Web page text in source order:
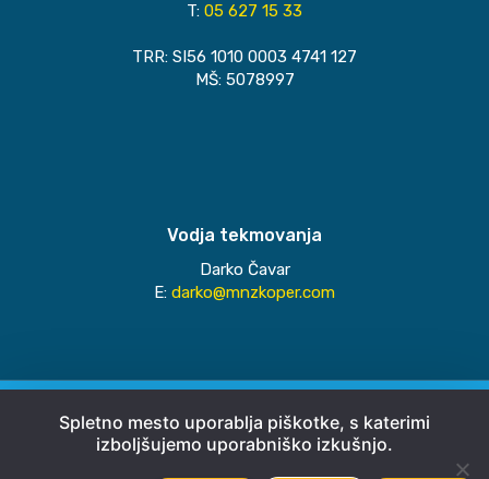
T: 05 627 15 33
TRR: SI56 1010 0003 4741 127
MŠ: 5078997
Vodja tekmovanja
Darko Čavar
E: darko@mnzkoper.com
© 2026 MNZ Koper
Spletno mesto uporablja piškotke, s katerimi
izboljšujemo uporabniško izkušnjo.